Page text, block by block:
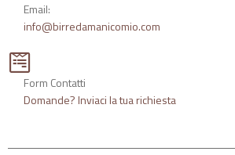
Email:
info@birredamanicomio.com
Form Contatti
Domande? Inviaci la tua richiesta